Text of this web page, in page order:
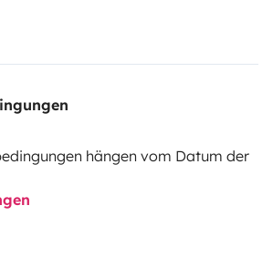
hängen vom Datum der